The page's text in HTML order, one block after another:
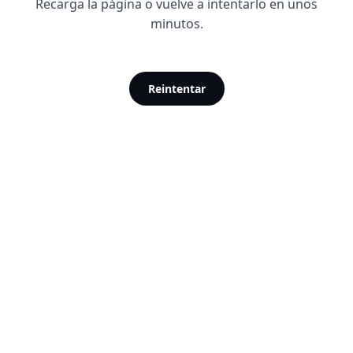
Recarga la página o vuelve a intentarlo en unos
minutos.
Reintentar